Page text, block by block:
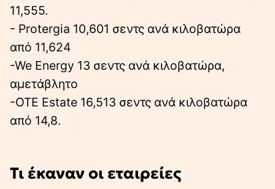
11,555.
- Protergia 10,601 σεντς ανά κιλοβατώρα
από 11,624
-We Energy 13 σεντς ανά κιλοβατώρα,
αμετάβλητο
-OTE Estate 16,513 σεντς ανά κιλοβατώρα
από 14,8.
Τι έκαναν οι εταιρείες